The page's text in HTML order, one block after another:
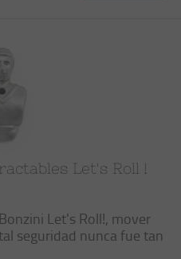
Let's Roll !
Bonzini Let's Roll!, mover
seguridad nunca fue tan